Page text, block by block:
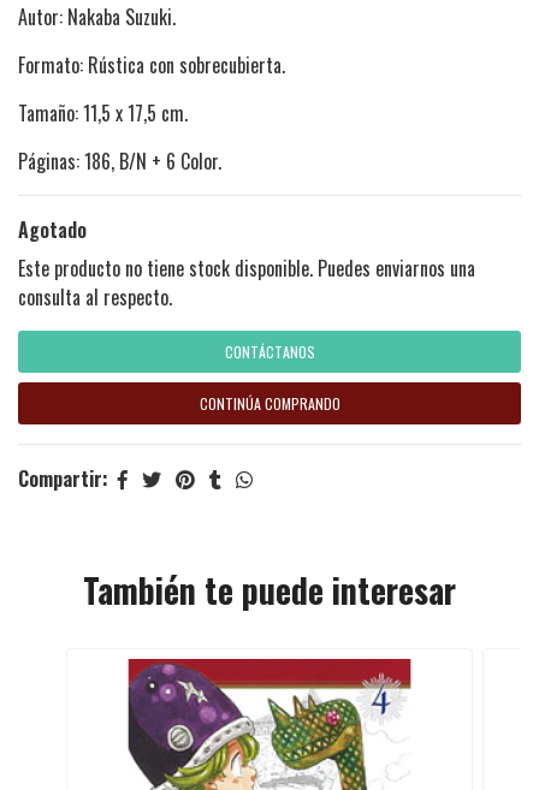
Autor: Nakaba Suzuki.
Formato: Rústica con sobrecubierta.
Tamaño: 11,5 x 17,5 cm.
Páginas: 186, B/N + 6 Color.
Agotado
Este producto no tiene stock disponible. Puedes enviarnos una
consulta al respecto.
CONTÁCTANOS
CONTINÚA COMPRANDO
Compartir:
También te puede interesar